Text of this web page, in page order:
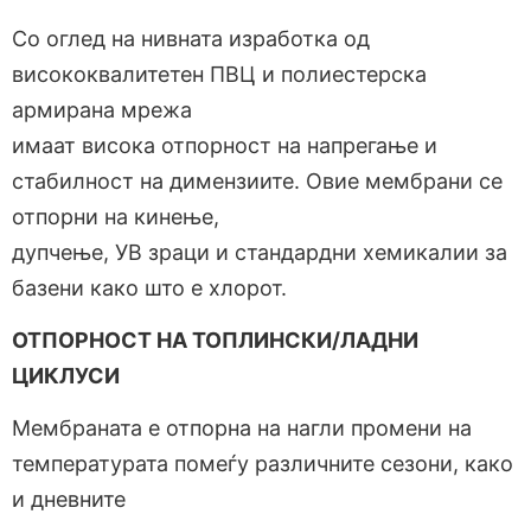
Со оглед на нивната изработка од
висококвалитетен ПВЦ и полиестерска
армирана мрежа
имаат висока отпорност на напрегање и
стабилност на димензиите. Овие мембрани се
отпорни на кинење,
дупчење, УВ зраци и стандардни хемикалии за
базени како што е хлорот.
ОТПОРНОСТ НА ТОПЛИНСКИ/ЛАДНИ
ЦИКЛУСИ
Мембраната е отпорна на нагли промени на
температурата помеѓу различните сезони, како
и дневните